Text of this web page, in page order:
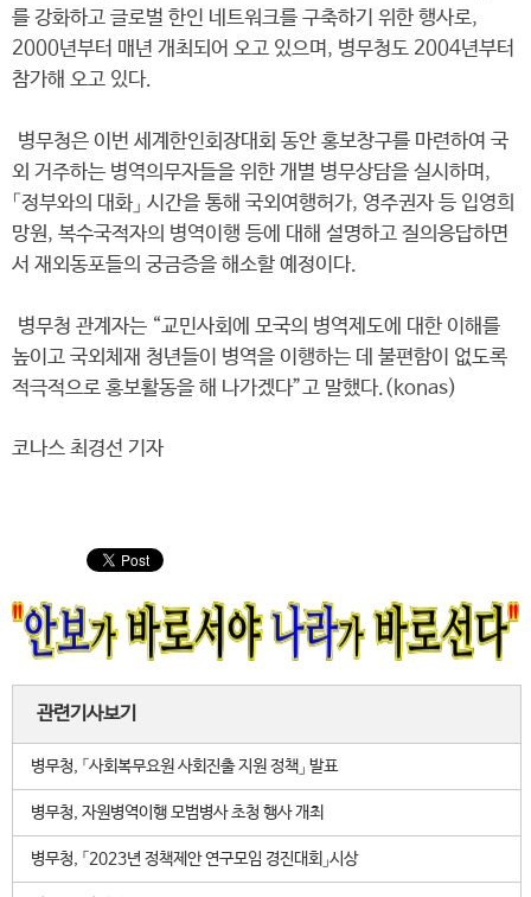
를 강화하고 글로벌 한인 네트워크를 구축하기 위한 행사로,
2000년부터 매년 개최되어 오고 있으며, 병무청도 2004년부터
참가해 오고 있다.
병무청은 이번 세계한인회장대회 동안 홍보창구를 마련하여 국
외 거주하는 병역의무자들을 위한 개별 병무상담을 실시하며,
「정부와의 대화」 시간을 통해 국외여행허가, 영주권자 등 입영희
망원, 복수국적자의 병역이행 등에 대해 설명하고 질의응답하면
서 재외동포들의 궁금증을 해소할 예정이다.
병무청 관계자는 “교민사회에 모국의 병역제도에 대한 이해를
높이고 국외체재 청년들이 병역을 이행하는 데 불편함이 없도록
적극적으로 홍보활동을 해 나가겠다”고 말했다.(konas)
코나스 최경선 기자
관련기사보기
병무청, 「사회복무요원 사회진출 지원 정책」 발표
병무청, 자원병역이행 모범병사 초청 행사 개최
병무청, 「2023년 정책제안 연구모임 경진대회」시상